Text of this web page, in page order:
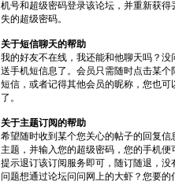
机号和超级密码登录该论坛，并重新获
失的超级密码。
关于短信聊天的帮助
我的好友不在线，我还能和他聊天吗？
送手机短信息了。会员只需随时点击某
短信，或者记得其他会员的昵称，您也
了。
关于主题订阅的帮助
希望随时收到某个您关心的帖子的回复
主题，并输入您的超级密码，您的手机
提示退订该订阅服务即可，随订随退，
问题想通过论坛问问网上的大虾？您要